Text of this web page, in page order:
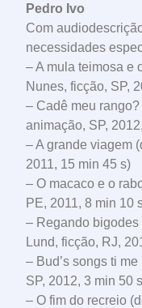
Pedro Ivo
Com
necessidades
– A mula teimosa e
Nunes, ficção, SP,
– Cadê meu
animação, SP,
– A grande viagem
2011, 15 min 45 s)
– O macaco e o
PE, 2011, 8 min 10
– Regando
Lund, ficção, RJ,
– Bud’s songs ti
SP, 2012, 3 min 50
– O fim do recreio